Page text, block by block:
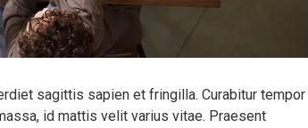
sagittis sapien et fringilla. Curabitur tempor
id mattis velit varius vitae. Praesent